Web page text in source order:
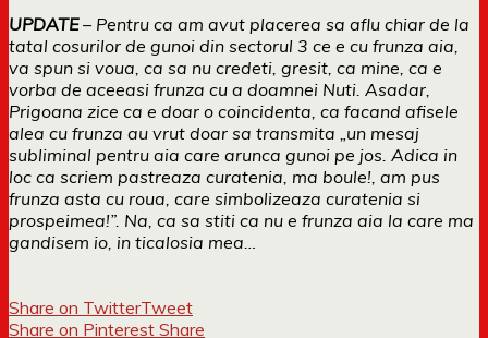
UPDATE– Pentru ca am avut placerea sa aflu chiar de la
tatal cosurilor de gunoi din sectorul 3 ce e cu frunza aia,
va spun si voua, ca sa nu credeti, gresit, ca mine, ca e
vorba de aceeasi frunza cu a doamnei Nuti. Asadar,
Prigoana zice ca e doar o coincidenta, ca facand afisele
alea cu frunza au vrut doar sa transmita „un mesaj
subliminal pentru aia care arunca gunoi pe jos. Adica in
loc ca scriem pastreaza curatenia, ma boule!, am pus
frunza asta cu roua, care simbolizeaza curatenia si
prospeimea!”. Na, ca sa stiti ca nu e frunza aia la care ma
gandisem io, in ticalosia mea…
Share on TwitterTweet
Share on Pinterest Share